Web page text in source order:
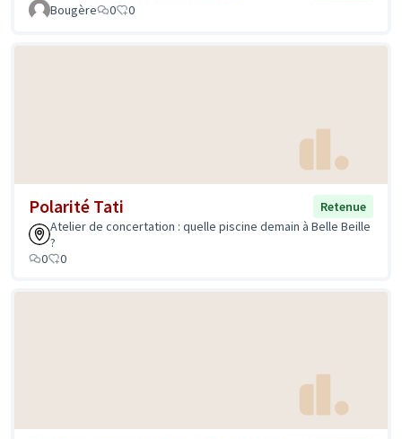
Bougère
0 0
Polarité Tati
Retenue
Atelier de concertation : quelle piscine demain à Belle Beille
?
0
0